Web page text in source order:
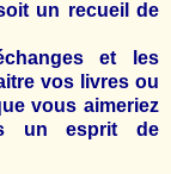
un recueil de
et les
vos livres ou
vous aimeriez
un esprit de